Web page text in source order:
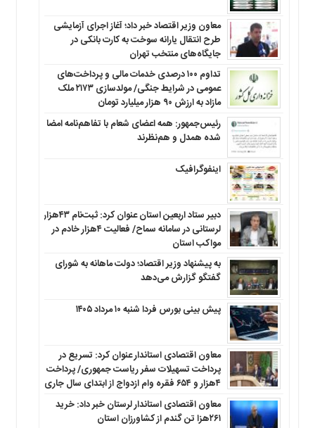
معاون وزیر اقتصاد خبر داد؛ آغاز اجرای آزمایشی
طرح انتقال یارانه سوخت به کارت بانکی در
جایگاه‌های منتخب تهران
تداوم ۱۰۰ درصدی خدمات مالی و پرداخت‌های
عمومی در شرایط جنگی/ مولدسازی ۲۱۷۳ ملک
مازاد به ارزش ۹۰ هزار میلیارد تومان
رئیس‌جمهور: همه اعضای شعام با تفاهم‌نامه امضا
شده همدل و هم‌نظرند
اینفوگرافیک
دبیر ستاد اربعین استان عنوان کرد: ثبت‌نام ۴۳هزار
لرستانی در سامانه سماح/ فعالیت ۴هزار خادم در
مواکب استان
به پیشنهاد وزیر اقتصاد؛ دولت ماهانه به شورای
گفتگو گزارش می‌دهد
پیش بینی بورس فردا شنبه ۱۰ مرداد ۱۴۰۵
معاون اقتصادی استاندار عنوان کرد: تسریع در
پرداخت تسهیلات سفر ریاست جمهوری/ پرداخت
۴هزار و ۶۵۴ فقره وام ازدواج از ابتدای سال جاری
معاون اقتصادی استاندار لرستان خبر داد: خرید
۲۶۱هزا تن گندم از کشاورزان استان